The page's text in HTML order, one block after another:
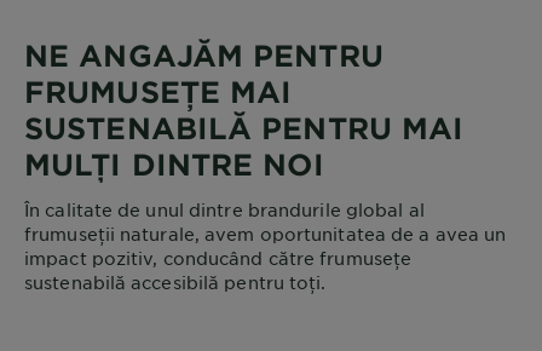
NE ANGAJĂM PENTRU
FRUMUSEȚE MAI
SUSTENABILĂ PENTRU MAI
MULȚI DINTRE NOI
În calitate de unul dintre brandurile global al
frumuseții naturale, avem oportunitatea de a avea un
impact pozitiv, conducând către frumusețe
sustenabilă accesibilă pentru toți.